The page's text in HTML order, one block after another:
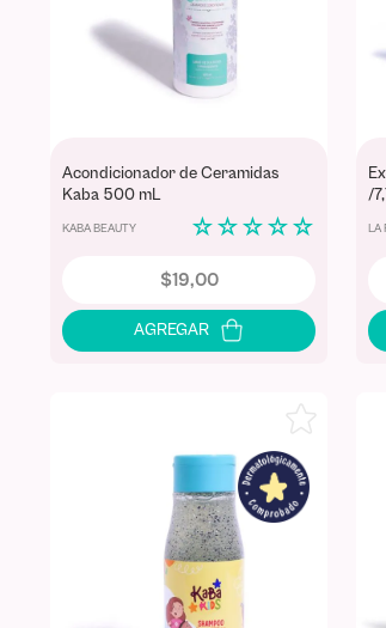
Acondicionador de Ceramidas
Kaba 500 mL
KABA BEAUTY ☆ ☆ ☆ ☆ ☆
$19,00
/